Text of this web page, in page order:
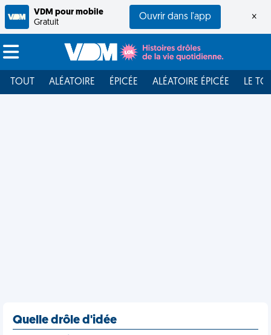
VDM pour mobile
Gratuit
Ouvrir dans l'app ×
TOUT ALÉATOIRE ÉPICÉE ALÉATOIRE ÉPICÉE LE
Quelle drôle d'idée